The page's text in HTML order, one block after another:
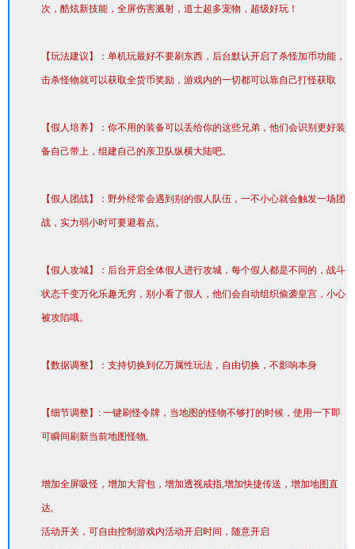
次，酷炫新技能，全屏伤害溅射，道士超多宠物，超级好玩！
【玩法建议】：单机玩最好不要刷东西，后台默认开启了杀怪加币功能，
击杀怪物就可以获取全货币奖励，游戏内的一切都可以靠自己打怪获取
【假人培养】：你不用的装备可以丢给你的这些兄弟，他们会识别更好装
备自己带上，组建自己的亲卫队纵横大陆吧。
【假人团战】：野外经常会遇到别的假人队伍，一不小心就会触发一场团
战，实力弱小时可要避着点。
【假人攻城】：后台开启全体假人进行攻城，每个假人都是不同的，战斗
状态千变万化乐趣无穷，别小看了假人，他们会自动组织偷袭皇宫，小心
被攻陷哦。
【数据调整】：支持切换到亿万属性玩法，自由切换，不影响本身
【细节调整】: 一键刷怪令牌，当地图的怪物不够打的时候，使用一下即
可瞬间刷新当前地图怪物,
增加全屏吸怪，增加大背包，增加透视戒指,增加快捷传送，增加地图直
达,
活动开关，可自由控制游戏内活动开启时间，随意开启